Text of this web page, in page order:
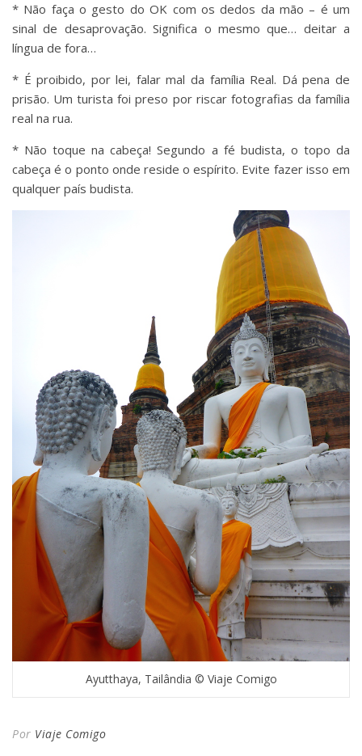
* Não faça o gesto do OK com os dedos da mão – é um
sinal de desaprovação. Significa o mesmo que… deitar a
língua de fora…
* É proibido, por lei, falar mal da família Real. Dá pena de
prisão. Um turista foi preso por riscar fotografias da família
real na rua.
* Não toque na cabeça! Segundo a fé budista, o topo da
cabeça é o ponto onde reside o espírito. Evite fazer isso em
qualquer país budista.
Ayutthaya, Tailândia © Viaje Comigo
Por Viaje Comigo